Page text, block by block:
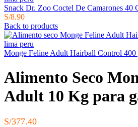
Snack Dr. Zoo Coctel De Camarones 40
S/8.90
Back to products
Monge Feline Adult Hairball Control 400
Alimento Seco
Adult 10 Kg para
S/377.40